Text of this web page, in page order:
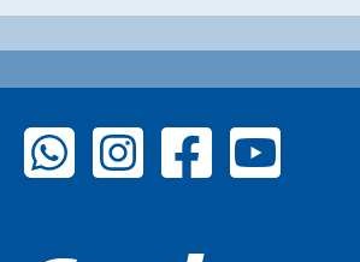
zu WhatsAppzu Instagramzu Facebook
zu YouTube